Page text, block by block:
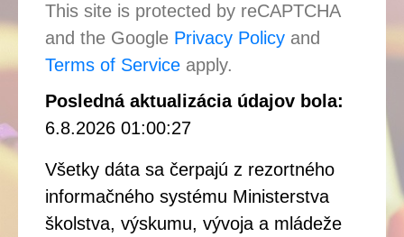
This site is protected by reCAPTCHA
and the Google Privacy Policy and
Terms of Service apply.
Posledná aktualizácia údajov bola:
6.8.2026 01:00:27
Všetky dáta sa čerpajú z rezortného
informačného systému Ministerstva
školstva, výskumu, vývoja a mládeže